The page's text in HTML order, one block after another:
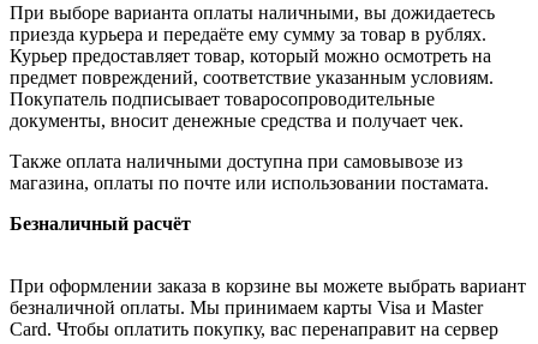
При выборе варианта оплаты наличными, вы дожидаетесь
приезда курьера и передаёте ему сумму за товар в рублях.
Курьер предоставляет товар, который можно осмотреть на
предмет повреждений, соответствие указанным условиям.
Покупатель подписывает товаросопроводительные
документы, вносит денежные средства и получает чек.
Также оплата наличными доступна при самовывозе из
магазина, оплаты по почте или использовании постамата.
Безналичный расчёт
При оформлении заказа в корзине вы можете выбрать вариант
безналичной оплаты. Мы принимаем карты Visa и Master
Card. Чтобы оплатить покупку, вас перенаправит на сервер